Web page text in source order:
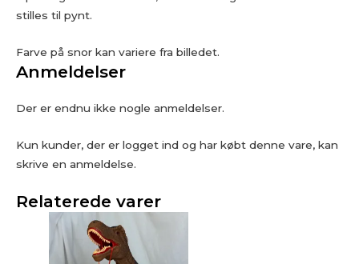
stilles til pynt.
Farve på snor kan variere fra billedet.
Anmeldelser
Der er endnu ikke nogle anmeldelser.
Kun kunder, der er logget ind og har købt denne vare, kan
skrive en anmeldelse.
Relaterede varer